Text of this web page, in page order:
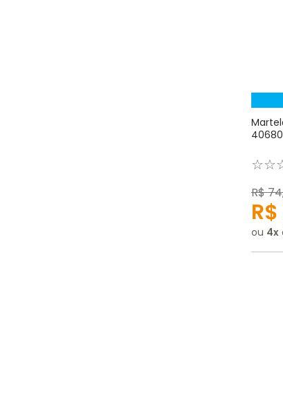
☆☆
R$74
R$
ou 4